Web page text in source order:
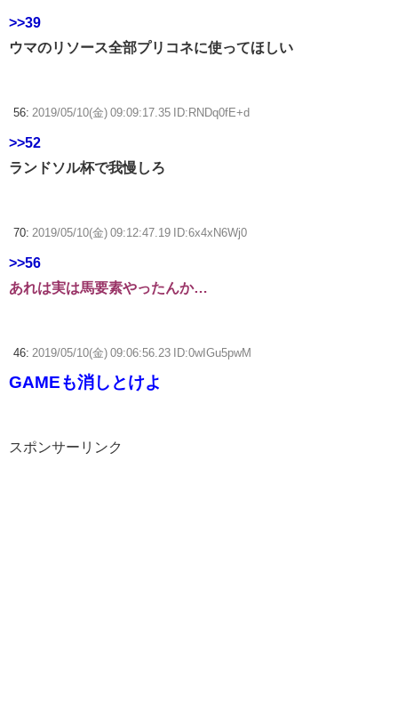
>>39
ウマのリソース全部プリコネに使ってほしい
56: 2019/05/10(金) 09:09:17.35 ID:RNDq0fE+d
>>52
ランドソル杯で我慢しろ
70: 2019/05/10(金) 09:12:47.19 ID:6x4xN6Wj0
>>56
あれは実は馬要素やったんか…
46: 2019/05/10(金) 09:06:56.23 ID:0wIGu5pwM
GAMEも消しとけよ
スポンサーリンク